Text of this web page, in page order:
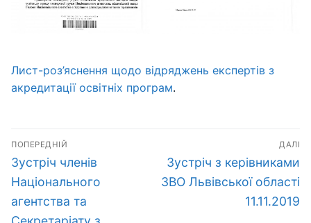
Лист-роз’яснення щодо відряджень експертів з
акредитації освітніх програм.
Навігація
записів
ПОПЕРЕДНІЙ
Попередній
запис:
Зустріч членів
Національного
агентства та
ДАЛІ
Наступний
запис:
Зустріч з керівниками
ЗВО Львівської області
11.11.2019